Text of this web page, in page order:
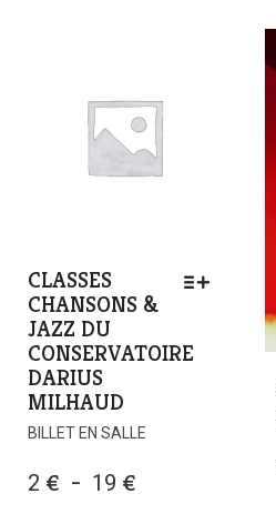
CLASSES
CHANSONS &
JAZZ DU
CONSERVATOIRE
DARIUS
MILHAUD
BILLET EN SALLE
2 € – 19 €